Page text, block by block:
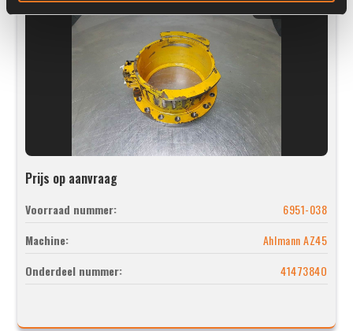
Prijs op aanvraag
Voorraad nummer:
6951-038
Machine:
Ahlmann AZ45
Onderdeel nummer:
4147384O